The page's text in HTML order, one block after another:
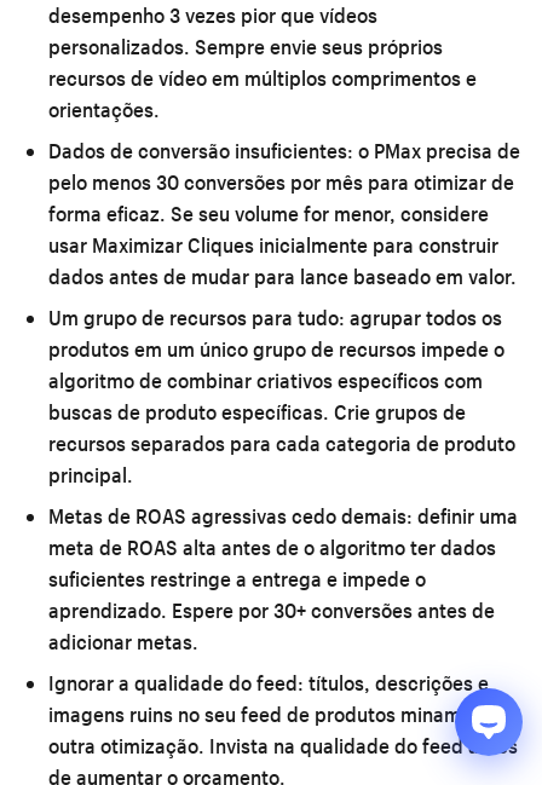
desempenho 3 vezes pior que vídeos
personalizados. Sempre envie seus próprios
recursos de vídeo em múltiplos comprimentos e
orientações.
Dados de conversão insuficientes: o PMax precisa de
pelo menos 30 conversões por mês para otimizar de
forma eficaz. Se seu volume for menor, considere
usar Maximizar Cliques inicialmente para construir
dados antes de mudar para lance baseado em valor.
Um grupo de recursos para tudo: agrupar todos os
produtos em um único grupo de recursos impede o
algoritmo de combinar criativos específicos com
buscas de produto específicas. Crie grupos de
recursos separados para cada categoria de produto
principal.
Metas de ROAS agressivas cedo demais: definir uma
meta de ROAS alta antes de o algoritmo ter dados
suficientes restringe a entrega e impede o
aprendizado. Espere por 30+ conversões antes de
adicionar metas.
Ignorar a qualidade do feed: títulos, descrições e
imagens ruins no seu feed de produtos minam toda
outra otimização. Invista na qualidade do feed antes
de aumentar o orçamento.